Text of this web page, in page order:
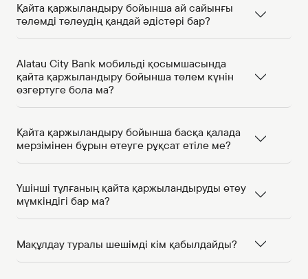
Қайта қаржыландыру бойынша ай сайынғы
төлемді төлеудің қандай әдістері бар?
Alatau City Bank мобильді қосымшасында
қайта қаржыландыру бойынша төлем күнін
өзгертуге бола ма?
Қайта қаржыландыру бойынша басқа қалада
мерзімінен бұрын өтеуге рұқсат етіле ме?
Үшінші тұлғаның қайта қаржыландыруды өтеу
мүмкіндігі бар ма?
Мақұлдау туралы шешімді кім қабылдайды?